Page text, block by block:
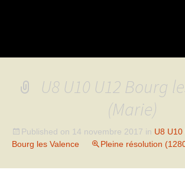
U8 U10 U12 Bourg
(Marie)
Published on 14 novembre 2017 in U8 U10
Bourg les Valence
Pleine résolution